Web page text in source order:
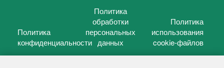
Политика
конфиденциальности
Политика
обработки
персональных
данных
Политика
использования
cookie-файлов